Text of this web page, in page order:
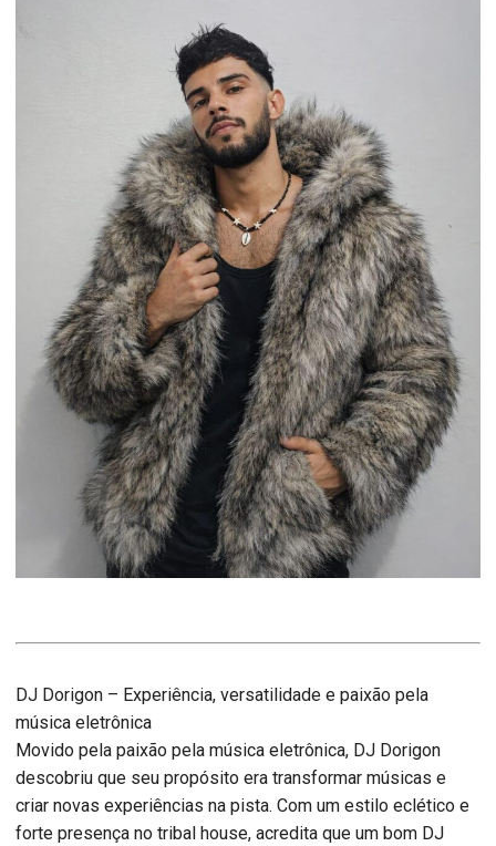
DJ Dorigon – Experiência, versatilidade e paixão pela
música eletrônica
Movido pela paixão pela música eletrônica, DJ Dorigon
descobriu que seu propósito era transformar músicas e
criar novas experiências na pista. Com um estilo eclético e
forte presença no tribal house, acredita que um bom DJ